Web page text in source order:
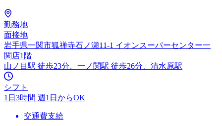
勤務地
面接地
岩手県一関市狐禅寺石ノ瀬11-1 イオンスーパーセンター一
関店1階
山ノ目駅 徒歩23分、一ノ関駅 徒歩26分、清水原駅
シフト
1日3時間 週1日からOK
交通費支給